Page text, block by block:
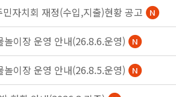
자치회 재정(수입,지출)현황 공고
놀이장 운영 안내(26.8.6.운영)
놀이장 운영 안내(26.8.5.운영)